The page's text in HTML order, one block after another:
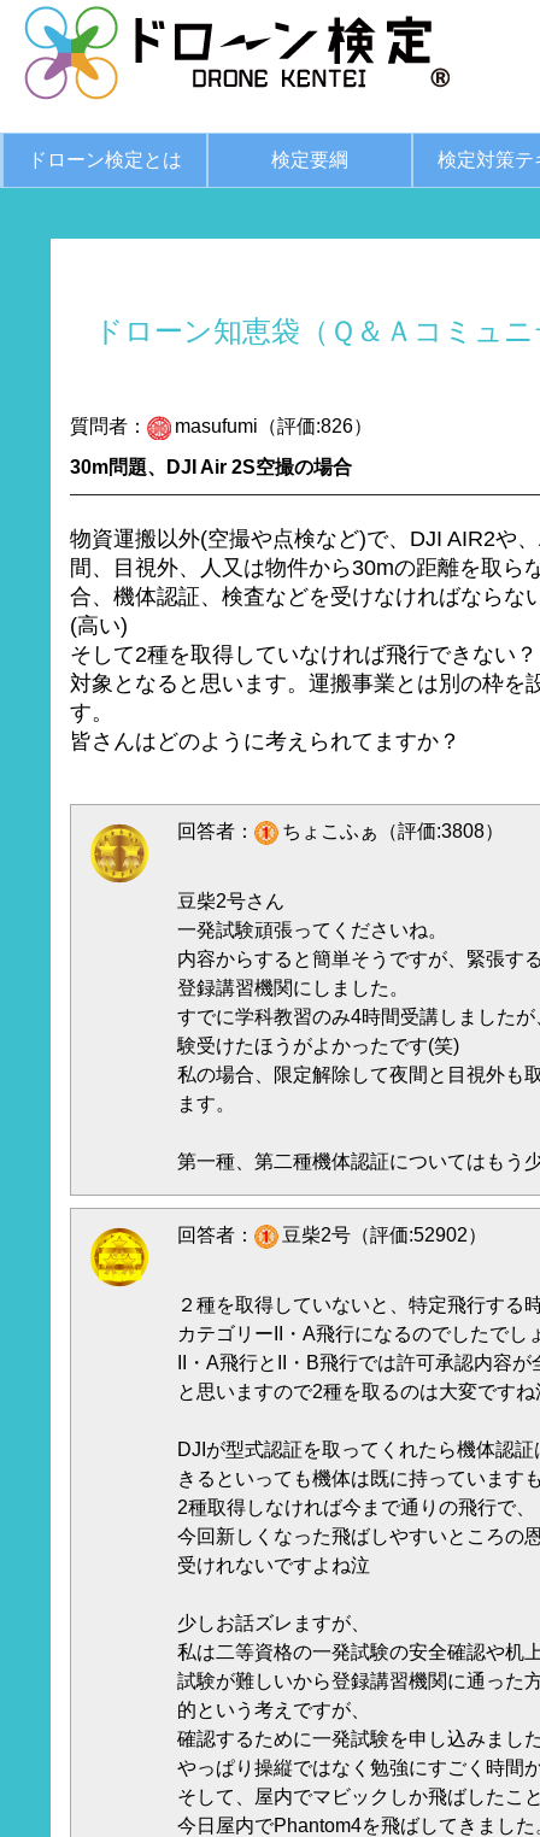
ドローン検定とは 検定要綱 検定対策テ
ドローン知恵袋（Ｑ＆Ａコミュ
質問者：
masufumi（評価:826）
30m問題、DJI Air 2S空撮の場合
物資運搬以外(空撮や点検など)で、DJI AIR2や
間、目視外、人又は物件から30mの距離を取ら
合、機体認証、検査などを受けなければならな
(高い)
そして2種を取得していなければ飛行できない
対象となると思います。運搬事業とは別の枠を
す。
皆さんはどのように考えられてますか？
回答者： ちょこふぁ（評価:3808）
豆柴2号さん
一発試験頑張ってくださいね。
内容からすると簡単そうですが、緊張す
登録講習機関にしました。
すでに学科教習のみ4時間受講しました
験受けたほうがよかったです(笑)
私の場合、限定解除して夜間と目視外も
ます。
第一種、第二種機体認証についてはもう
回答者： 豆柴2号（評価:52902）
２種を取得していないと、特定飛行する
カテゴリーII・A飛行になるのでしたでし
II・A飛行とII・B飛行では許可承認内容が
と思いますので2種を取るのは大変ですね
DJIが型式認証を取ってくれたら機体認証
きるといっても機体は既に持っています
2種取得しなければ今まで通りの飛行で、
今回新しくなった飛ばしやすいところの
受けれないですよね泣
少しお話ズレますが、
私は二等資格の一発試験の安全確認や机
試験が難しいから登録講習機関に通った
的という考えですが、
確認するために一発試験を申し込みまし
やっぱり操縦ではなく勉強にすごく時間
そして、屋内でマビックしか飛ばしたこ
今日屋内でPhantom4を飛ばしてきました